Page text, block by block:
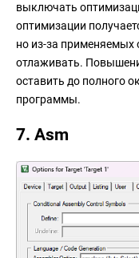
выключать
оптимизации
но из-за применяемых
отлаживать.
оставить до полного
программы.
7. Asm